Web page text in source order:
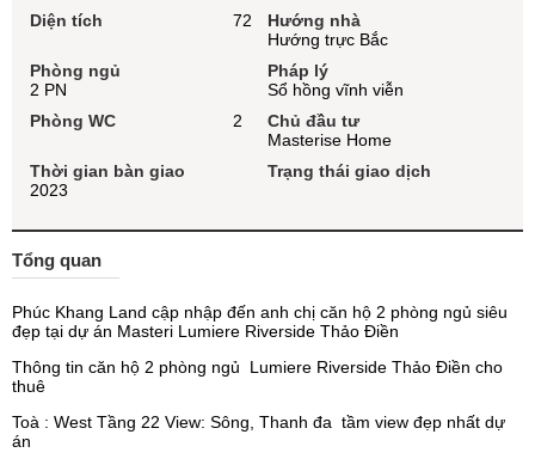
Diện tích
72
Hướng nhà
Hướng trực Bắc
Phòng ngủ
2 PN
Pháp lý
Sổ hồng vĩnh viễn
Phòng WC
2
Chủ đầu tư
Masterise Home
Thời gian bàn giao
2023
Trạng thái giao dịch
Tổng quan
Phúc Khang Land cập nhập đến anh chị căn hộ 2 phòng ngủ siêu
đẹp tại dự án Masteri Lumiere Riverside Thảo Điền
Thông tin căn hộ 2 phòng ngủ Lumiere Riverside Thảo Điền cho
thuê
Toà : West Tầng 22 View: Sông, Thanh đa tầm view đẹp nhất dự
án